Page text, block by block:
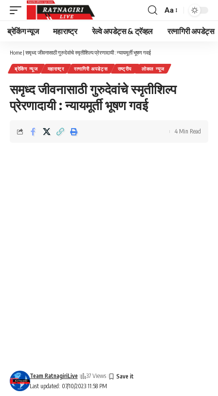
Font
Resizer
Aa
ब्रेकिंग न्यूज महाराष्ट्र रेल्वे अपडेट्स & ट्रॅव्हल रत्नागिरी अपडेट्स
Home | समृध्द जीवनासाठी गुरुदेवांचे स्मृतीशिल्प प्रेरणादायी : न्यायमूर्ती भूषण गवई
ब्रेकिंग न्यूज महाराष्ट्र रत्नागिरी अपडेट्स राष्ट्रीय लोकल न्यूज
समृध्द जीवनासाठी गुरुदेवांचे स्मृतीशिल्प
प्रेरणादायी : न्यायमूर्ती भूषण गवई
Last updated: 07/10/2023 11:58 PM
Team RatnagiriLive 37 Views
4 Min Read